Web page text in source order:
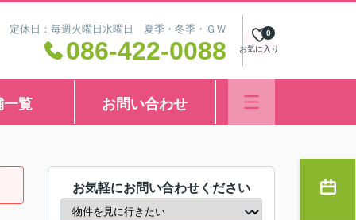
定休日：毎週火曜日水曜日 夏季・冬季・ＧＷ
086-422-0088 お気に入り
0
一覧 お問い合わせ
お気軽にお問い合わせください